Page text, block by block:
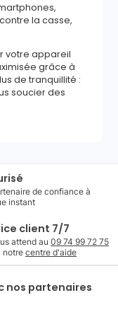
la casse,
votre appareil
grâce à
de tranquillité :
soucier des
de confiance à
instant
client 7/7
attend au 09 74 99 72 75
notre centre d'aide
nos partenaires